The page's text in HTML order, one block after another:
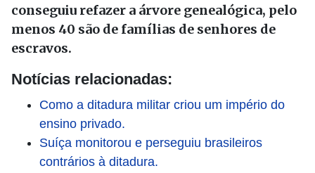
conseguiu refazer a árvore genealógica, pelo
menos 40 são de famílias de senhores de
escravos.
Notícias relacionadas:
Como a ditadura militar criou um império do
ensino privado.
Suíça monitorou e perseguiu brasileiros
contrários à ditadura.